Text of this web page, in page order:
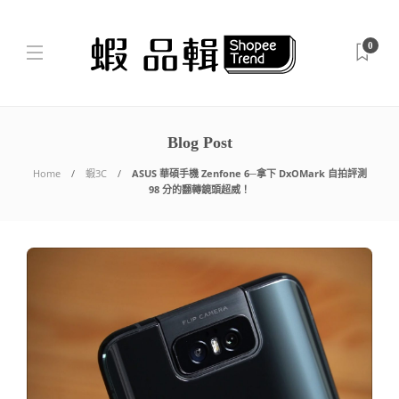
0
Blog Post
Home 蝦3C
ASUS 華碩手機 Zenfone 6─拿下 DxOMark 自拍評測
98 分的翻轉鏡頭超威！